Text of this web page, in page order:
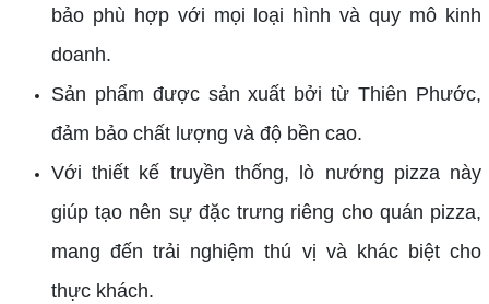
bảo phù hợp với mọi loại hình và quy mô kinh
doanh.
Sản phẩm được sản xuất bởi từ Thiên Phước,
đảm bảo chất lượng và độ bền cao.
Với thiết kế truyền thống, lò nướng pizza này
giúp tạo nên sự đặc trưng riêng cho quán pizza,
mang đến trải nghiệm thú vị và khác biệt cho
thực khách.